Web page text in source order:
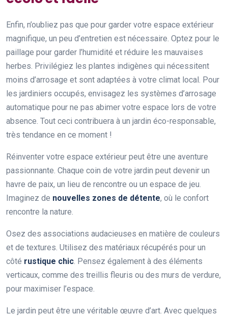
Enfin, n’oubliez pas que pour garder votre espace extérieur
magnifique, un peu d’entretien est nécessaire. Optez pour le
paillage pour garder l’humidité et réduire les mauvaises
herbes. Privilégiez les plantes indigènes qui nécessitent
moins d’arrosage et sont adaptées à votre climat local. Pour
les jardiniers occupés, envisagez les systèmes d’arrosage
automatique pour ne pas abimer votre espace lors de votre
absence. Tout ceci contribuera à un jardin éco-responsable,
très tendance en ce moment !
Réinventer votre espace extérieur peut être une aventure
passionnante. Chaque coin de votre jardin peut devenir un
havre de paix, un lieu de rencontre ou un espace de jeu.
Imaginez de nouvelles zones de détente, où le confort
rencontre la nature.
Osez des associations audacieuses en matière de couleurs
et de textures. Utilisez des matériaux récupérés pour un
côté rustique chic. Pensez également à des éléments
verticaux, comme des treillis fleuris ou des murs de verdure,
pour maximiser l’espace.
Le jardin peut être une véritable œuvre d’art. Avec quelques